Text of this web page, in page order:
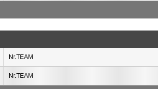
Nr.TEAM
Nr.TEAM